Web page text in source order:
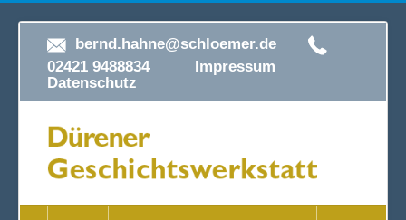
bernd.hahne@schloemer.de
02421 9488834 Impressum
Datenschutz